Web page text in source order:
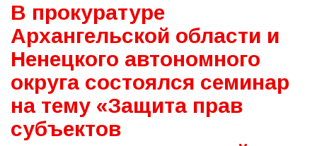
В прокуратуре
Архангельской области и
Ненецкого автономного
округа состоялся семинар
на тему «Защита прав
субъектов